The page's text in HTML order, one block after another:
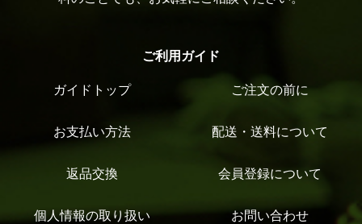
ご利用ガイド
ガイドトップ ご注文の前に
お支払い方法 配送・送料について
返品交換 会員登録について
個人情報の取り扱い お問い合わせ